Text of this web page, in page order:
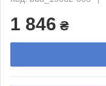
1 846 ₴